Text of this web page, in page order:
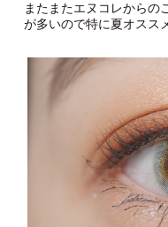
またまたエヌコレからの
が多いので特に夏オスス